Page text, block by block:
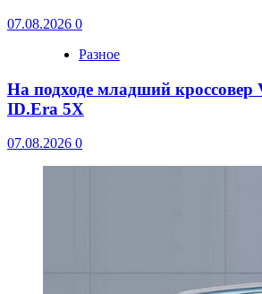
07.08.2026 0
Разное
На подходе младший кроссовер
ID.Era 5X
07.08.2026 0